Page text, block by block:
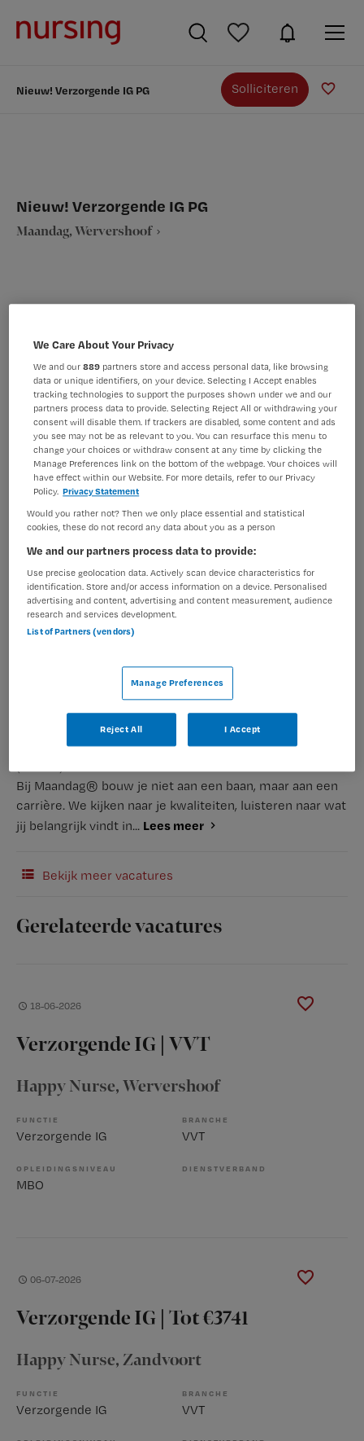
Nieuw! Verzorgende IG PG Solliciteren
Nieuw! Verzorgende IG PG
Maandag, Wervershoof
Verpleegkunde
BRANCHE
Onbekend
AANSTELLING
Niet nader bepaald
PLAATSINGSDATUM
8 juni 2026
NIVEAU
MBO
ERVARING
Niet nader bepaald
DIENSTVERBAND
Vacature niet beschikbaar
Deze vacature Nieuw! Verzorgende IG PG bij Maandag is
niet meer actueel. Hieronder staan enkele vergelijkbare
vacatures die voor u wellicht interessant zijn.
Bij Maandag® bouw je niet aan een baan, maar aan een
carrière. We kijken naar je kwaliteiten, luisteren naar wat
jij belangrijk vindt in... Lees meer
Bekijk meer vacatures
Gerelateerde vacatures
18-06-2026
Verzorgende IG | VVT
Happy Nurse, Wervershoof
FUNCTIE
Verzorgende IG
BRANCHE
VVT
OPLEIDINGSNIVEAU
MBO
DIENSTVERBAND
06-07-2026
Verzorgende IG | Tot €3741
Happy Nurse, Zandvoort
FUNCTIE
Verzorgende IG
BRANCHE
VVT
We Care About Your Privacy
We and our889 partners store and access personal data, like browsing
data or unique identifiers, on your device. Selecting I Accept enables
tracking technologies to support the purposes shown under we and our
partners process data to provide. Selecting Reject All or withdrawing your
consent will disable them. If trackers are disabled, some content and ads
you see may not be as relevant to you. You can resurface this menu to
change your choices or withdraw consent at any time by clicking the
Manage Preferences link on the bottom of the webpage. Your choices will
have effect within our Website. For more details, refer to our Privacy
Policy. Privacy Statement
Would you rather not? Then we only place essential and statistical
cookies, these do not record any data about you as a person
We and our partners process data to provide:
Use precise geolocation data. Actively scan device characteristics for
identification. Store and/or access information on a device. Personalised
advertising and content, advertising and content measurement, audience
research and services development.
List of Partners (vendors)
Manage Preferences
Reject All I Accept